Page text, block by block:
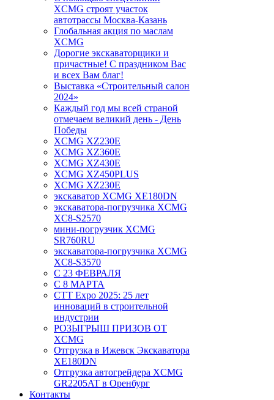
XCMG строят участок
автотрассы Москва-Казань
Глобальная акция по маслам
XCMG
Дорогие экскаваторщики и
причастные! С праздником Вас
и всех Вам благ!
Выставка «Строительный салон
2024»
Каждый год мы всей страной
отмечаем великий день - День
Победы
XCMG XZ230E
XCMG XZ360E
XCMG XZ430E
XCMG XZ450PLUS
XCMG XZ230E
экскаватор XCMG XE180DN
экскаватора-погрузчика XCMG
XC8-S2570
мини-погрузчик XCMG
SR760RU
экскаватора-погрузчика XCMG
XC8-S3570
С 23 ФЕВРАЛЯ
С 8 МАРТА
CTT Expo 2025: 25 лет
инноваций в строительной
индустрии
РОЗЫГРЫШ ПРИЗОВ ОТ
XCMG
Отгрузка в Ижевск Экскаватора
XE180DN
Отгрузка автогрейдера XCMG
GR2205AT в Оренбург
Контакты